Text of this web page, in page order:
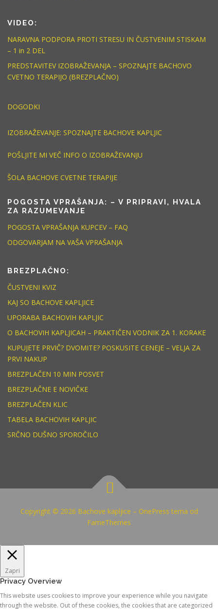
VIDEO:
NARAVNA PODPORA PROTI STRESU IN ČUSTVENIM STISKAM
– 1 in 2 DEL
PREDSTAVITEV IZOBRAŽEVANJA – SPOZNAJTE BACHOVO
CVETNO TERAPIJO (BREZPLAČNO)
DOGODKI
IZOBRAŽEVANJE: SPOZNAJTE BACHOVE KAPLJIC
POŠLJITE MI VEČ INFO O IZOBRAŽEVANJU
ŠOLA BACHOVE CVETNE TERAPIJE
POGOSTA VPRAŠANJA: – V PRIPRAVI, HVALA
ZA RAZUMEVANJE
POGOSTA VPRAŠANJA KUPCEV – FAQ
ODGOVARJAM NA VAŠA VPRAŠANJA
BREZPLAČNO:
ČUSTVENI KVIZ
KAJ SO BACHOVE KAPLJICE
UPORABA BACHOVIH KAPLJIC
O BACHOVIH KAPLJICAH – PRAKTIČEN VODNIK ZA 1. KORAKE
KUPUJETE PRVIČ? DVOMITE? POSKUSITE CENEJE – VELJA ZA
PRVI NAKUP
BREZPLAČEN 10 MIN POSVET
BREZPLAČNE E NOVIČKE
BREZPLAČEN KLIC
TABELA BACHOVIH KAPLJIC
SRČNO DUŠNO SPOROČILO
Copyright © 2026 Bachove kapljice – OnePress tema od
FameThemes
Zapri
Privacy Overview
This website uses cookies to improve your experience while you navigate
through the website. Out of these cookies, the cookies that are categorized